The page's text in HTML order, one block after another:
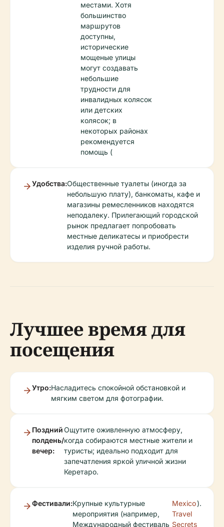
местами. Хотя
большинство
маршрутов
доступны,
исторические
мощеные улицы
могут создавать
небольшие
трудности для
инвалидных колясок
или детских
колясок; в
некоторых районах
рекомендуется
помощь (
Удобства:Общественные туалеты (иногда за
небольшую плату), банкоматы, кафе и
магазины ремесленников находятся
неподалеку. Прилегающий городской
рынок предлагает попробовать
местные деликатесы и приобрести
изделия ручной работы.
Лучшее время для
посещения
Утро:Насладитесь спокойной обстановкой и
мягким светом для фотографии.
Поздний
полдень/
вечер:
Ощутите оживленную атмосферу,
когда собираются местные жители и
туристы; идеально подходит для
запечатления яркой уличной жизни
Керетаро.
Фестивали:Крупные культурные
мероприятия (например,
Международный фестиваль
Mexico
Travel
Secrets
).